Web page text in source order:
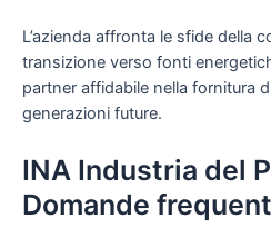
L’azienda affronta le sfide della
transizione verso fonti
partner affidabile nella fornitura
generazioni future.
INA Industria del
Domande